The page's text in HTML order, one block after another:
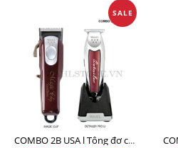
SALE
COMBO 2B USA l Tông đơ cắt Magic clip Red + Tông đơ viền Detailer Pro Li